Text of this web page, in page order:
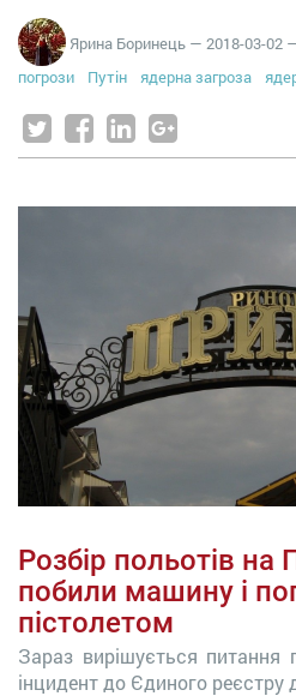
Ярина Боринець — 2018-03-02
погрози
Путін ядерна загроза
Розбір польотів на
побили машину і
пістолетом
Зараз вирішується питання
інцидент до Єдиного реєстру